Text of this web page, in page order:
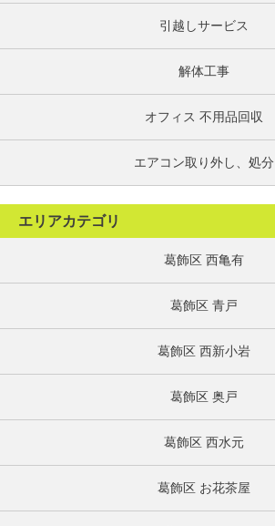
引越しサービス
解体工事
オフィス 不用品回収
エアコン取り外し、処分
エリアカテゴリ
葛飾区 西亀有
葛飾区 青戸
葛飾区 西新小岩
葛飾区 奥戸
葛飾区 西水元
葛飾区 お花茶屋